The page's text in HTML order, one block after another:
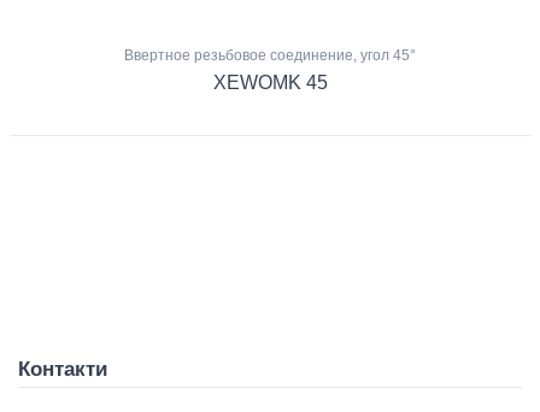
Ввертное резьбовое соединение, угол 45°
XEWOMK 45
Контакти